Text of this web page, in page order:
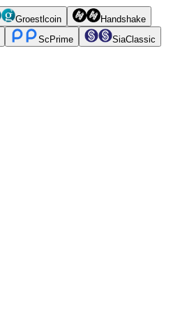
Groestlcoin
Handshake
ScPrime
SiaClassic